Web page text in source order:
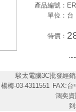
產品編號：
單位： 台
特價：
駿太電腦3C批發經
梅-03-4311551 FAX:台
鴻奕